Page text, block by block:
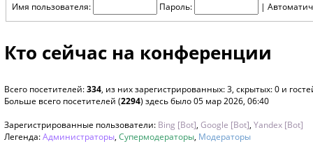
Имя пользователя: Пароль: |
Кто сейчас на конференции
Всего посетителей:334, из них зарегистрированных: 3, скрытых: 0 и
Больше всего посетителей (2294) здесь было 05 мар 2026, 06:40
Зарегистрированные пользователи: Bing [Bot], Google [Bot], Yandex [Bot]
Легенда:Администраторы, Супермодераторы, Модераторы